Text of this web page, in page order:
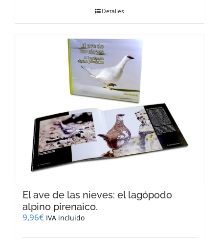
Detalles
El ave de las nieves: el lagópodo
alpino pirenaico.
9,96€ IVA incluido